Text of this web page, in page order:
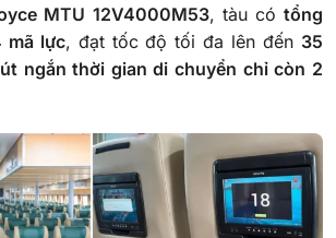
MTU 12V4000M53, tàu cótổng
mã lực, đạt tốc độ tối đa lên đến 35
ngắn thời gian di chuyển chỉ còn 2